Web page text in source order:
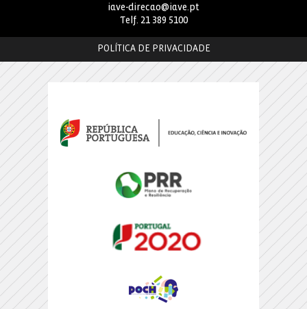
iave-direcao@iave.pt
Telf. 21 389 5100
POLÍTICA DE PRIVACIDADE